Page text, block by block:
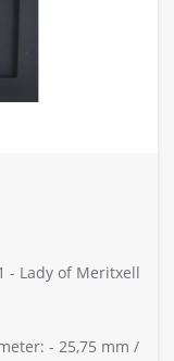
- Lady of Meritxell
- 25,75 mm /